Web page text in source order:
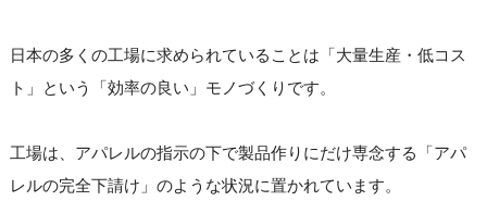
日本の多くの工場に求められていることは「大量生産・低コス
ト」という「効率の良い」モノづくりです。
工場は、アパレルの指示の下で製品作りにだけ専念する「アパ
レルの完全下請け」のような状況に置かれています。